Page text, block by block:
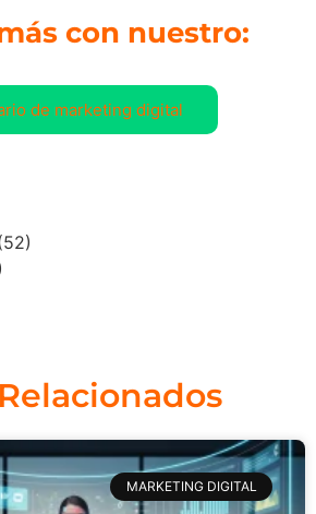
con nuestro:
de marketing digital
MARKETING DIGITAL